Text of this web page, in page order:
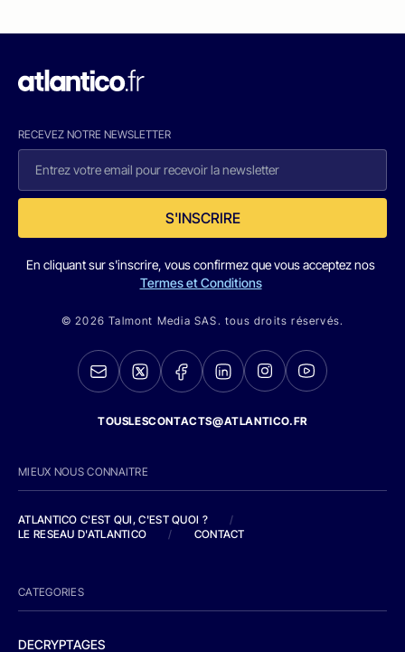
RECEVEZ NOTRE NEWSLETTER
S'INSCRIRE
En cliquant sur s'inscrire, vous confirmez que vous acceptez nos
Termes et Conditions
© 2026 Talmont Media SAS. tous droits réservés.
TOUSLESCONTACTS@ATLANTICO.FR
MIEUX NOUS CONNAITRE
ATLANTICO C'EST QUI, C'EST QUOI ?
/
LE RESEAU D'ATLANTICO
/ CONTACT
CATEGORIES
DECRYPTAGES